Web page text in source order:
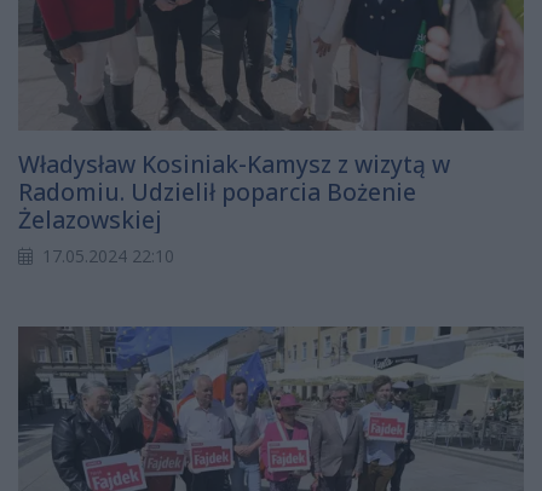
Władysław Kosiniak-Kamysz z wizytą w
Radomiu. Udzielił poparcia Bożenie
Żelazowskiej
17.05.2024 22:10